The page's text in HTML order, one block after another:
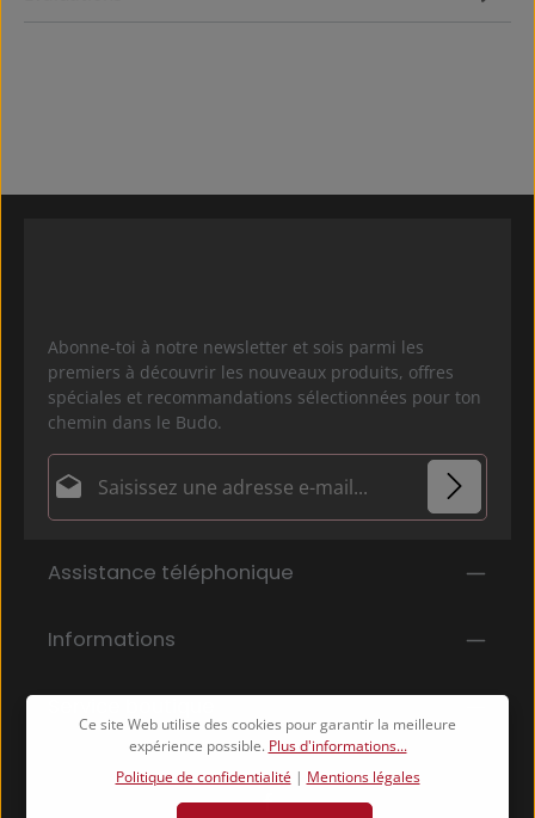
Abonne-toi à notre newsletter et sois parmi les
premiers à découvrir les nouveaux produits, offres
spéciales et recommandations sélectionnées pour ton
chemin dans le Budo.
Adresse e-mail*
En sélectionnant Continuer, vous confirmez que
informations sur la protection des données
vous avez accepté nos
Les champs marqués d'un astérisque (*) sont
obligatoires.
Assistance téléphonique
Informations
Ce site Web utilise des cookies pour garantir la meilleure
expérience possible. Plus d'informations...
Politique de confidentialité | Mentions légales